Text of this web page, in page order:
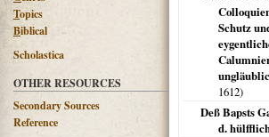
Topics
Biblical
Scholastica
OTHER RESOURCES
Secondary Sources
Reference
Schutz
1612)
Deß Bapsts
d.